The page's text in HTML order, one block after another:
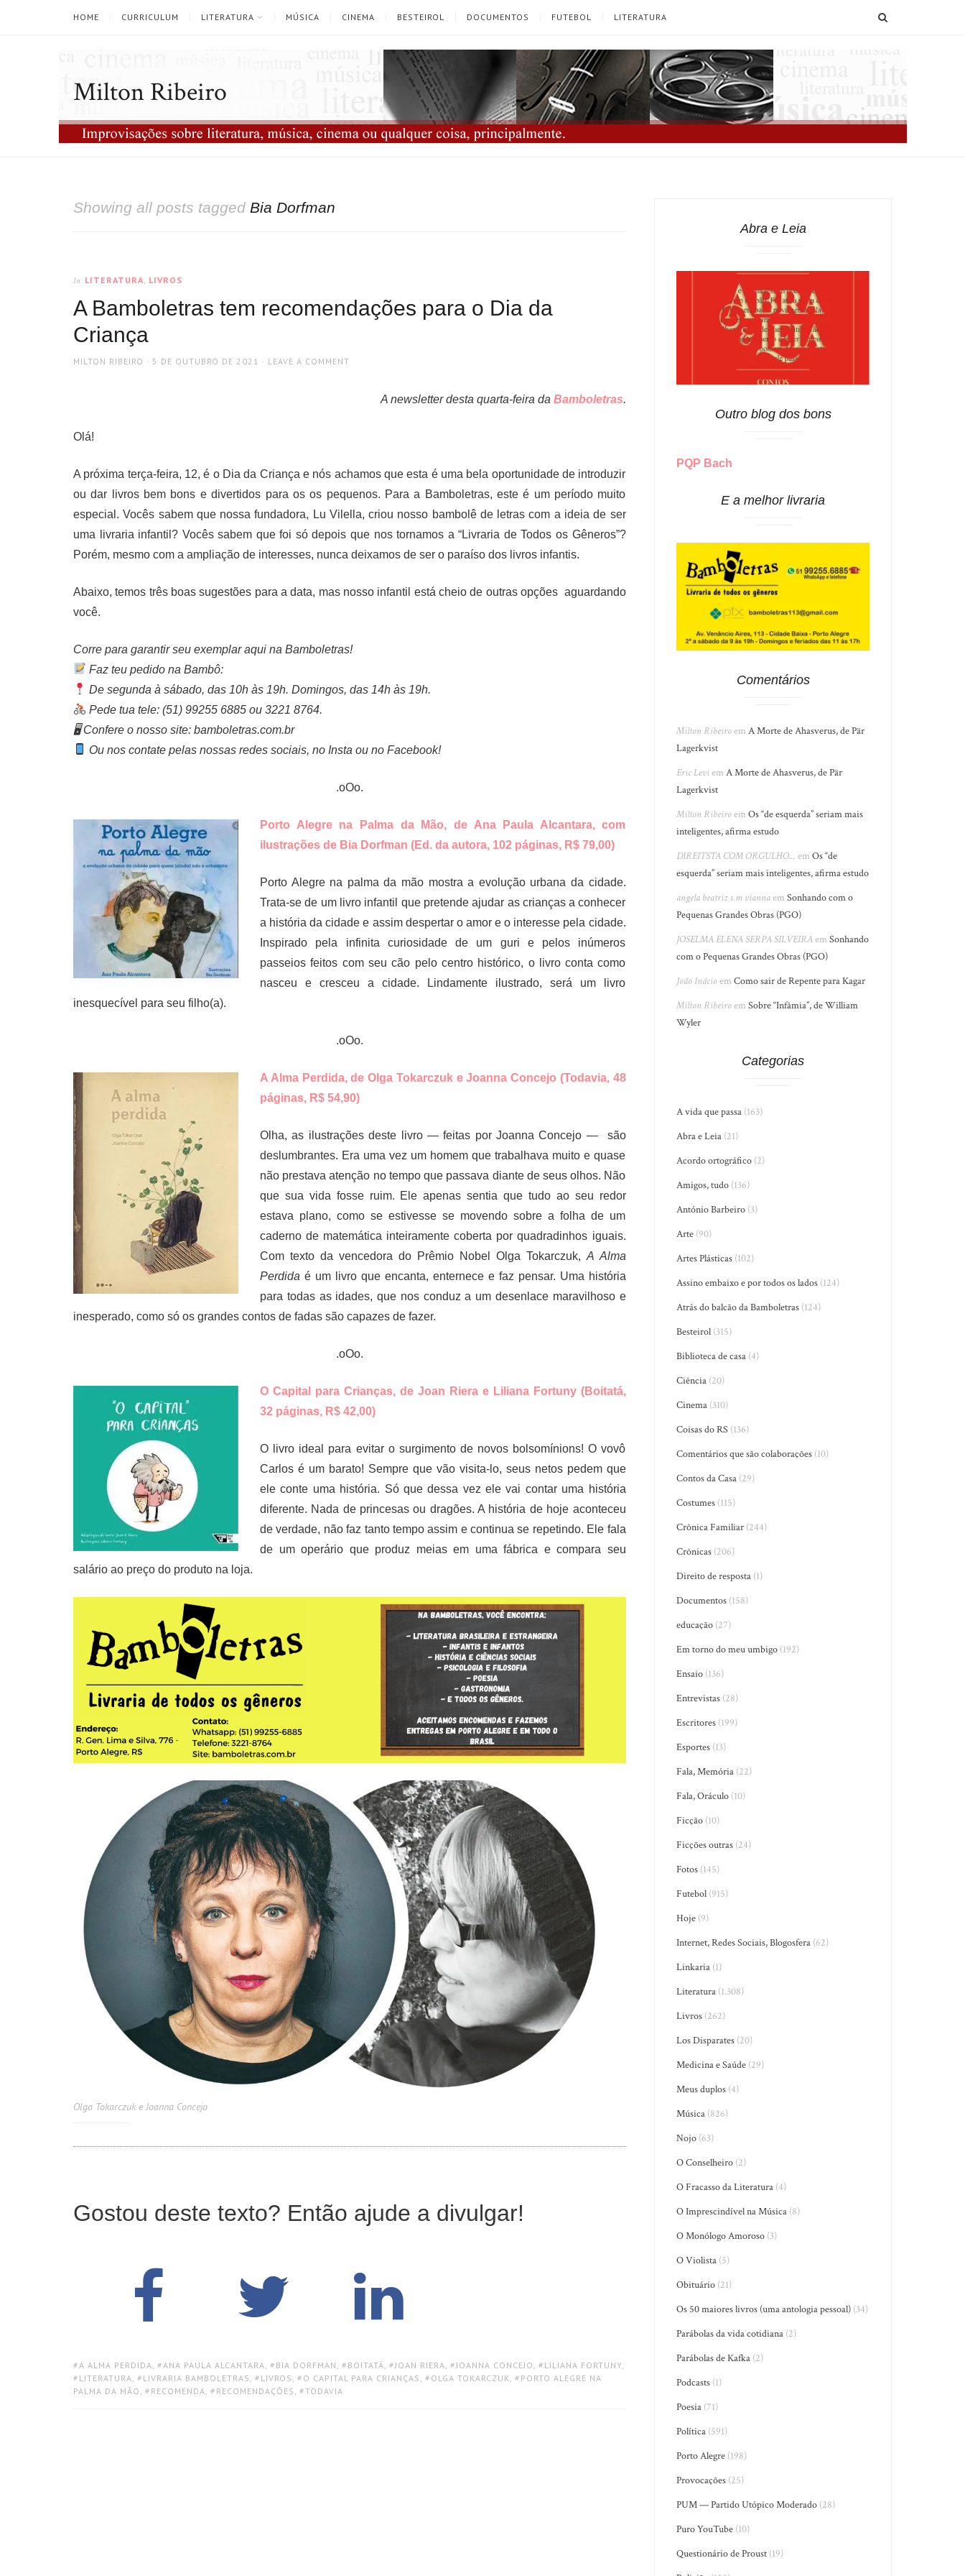
HOME CURRICULUM LITERATURA MÚSICA CINEMA BESTEIROL DOCUMENTOS FUTEBOL LITERATURA
Milton Ribeiro
Showing all posts tagged Bia Dorfman
In LITERATURA LIVROS
A Bamboletras tem recomendações para o Dia da
Criança
AUTHOR
MILTON RIBEIRO
POSTED
5 DE OUTUBRO DE 2021 LEAVE A COMMENT
A newsletter desta quarta-feira da Bamboletras.
Olá!
A próxima terça-feira, 12, é o Dia da Criança e nós achamos que esta é uma bela oportunidade de introduzir
ou dar livros bem bons e divertidos para os os pequenos. Para a Bamboletras, este é um período muito
especial. Vocês sabem que nossa fundadora, Lu Vilella, criou nosso bambolê de letras com a ideia de ser
uma livraria infantil? Vocês sabem que foi só depois que nos tornamos a “Livraria de Todos os Gêneros”?
Porém, mesmo com a ampliação de interesses, nunca deixamos de ser o paraíso dos livros infantis.
Abaixo, temos três boas sugestões para a data, mas nosso infantil está cheio de outras opções aguardando
você.
Corre para garantir seu exemplar aqui na Bamboletras!
Faz teu pedido na Bambô:
De segunda à sábado, das 10h às 19h. Domingos, das 14h às 19h.
Pede tua tele: (51) 99255 6885 ou 3221 8764.
🖥 Confere o nosso site: bamboletras.com.br
Ou nos contate pelas nossas redes sociais, no Insta ou no Facebook!
.oOo.
Porto Alegre na Palma da Mão, de Ana Paula Alcantara, com
ilustrações de Bia Dorfman (Ed. da autora, 102 páginas, R$ 79,00)
Porto Alegre na palma da mão mostra a evolução urbana da cidade.
Trata-se de um livro infantil que pretende ajudar as crianças a conhecer
a história da cidade e assim despertar o amor e o interesse pela cidade.
Inspirado pela infinita curiosidade de um guri e pelos inúmeros
passeios feitos com seu cão pelo centro histórico, o livro conta como
nasceu e cresceu a cidade. Lindamente ilustrado, será um livro
inesquecível para seu filho(a).
.oOo.
A Alma Perdida, de Olga Tokarczuk e Joanna Concejo (Todavia, 48
páginas, R$ 54,90)
Olha, as ilustrações deste livro — feitas por Joanna Concejo — são
deslumbrantes. Era uma vez um homem que trabalhava muito e quase
não prestava atenção no tempo que passava diante de seus olhos. Não
que sua vida fosse ruim. Ele apenas sentia que tudo ao seu redor
estava plano, como se estivesse se movendo sobre a folha de um
caderno de matemática inteiramente coberta por quadradinhos iguais.
Com texto da vencedora do Prêmio Nobel Olga Tokarczuk,A Alma
Perdida é um livro que encanta, enternece e faz pensar. Uma história
para todas as idades, que nos conduz a um desenlace maravilhoso e
inesperado, como só os grandes contos de fadas são capazes de fazer.
.oOo.
O Capital para Crianças, de Joan Riera e Liliana Fortuny (Boitatá,
32 páginas, R$ 42,00)
O livro ideal para evitar o surgimento de novos bolsomínions! O vovô
Carlos é um barato! Sempre que vão visita-lo, seus netos pedem que
ele conte uma história. Só que dessa vez ele vai contar uma história
diferente. Nada de princesas ou dragões. A história de hoje aconteceu
de verdade, não faz tanto tempo assim e continua se repetindo. Ele fala
de um operário que produz meias em uma fábrica e compara seu
salário ao preço do produto na loja.
Olga Tokarczuk e Joanna Concejo
Gostou deste texto? Então ajude a divulgar!
TAGS:
A ALMA PERDIDA, ANA PAULA ALCANTARA, BIA DORFMAN , BOITATÁ, JOAN RIERA, JOANNA CONCEJO , LILIANA FORTUNY,
LITERATURA, LIVRARIA BAMBOLETRAS , LIVROS , O CAPITAL PARA CRIANÇAS , OLGA TOKARCZUK,
PORTO ALEGRE NA
PALMA DA MÃO , RECOMENDA, RECOMENDAÇÕES , TODAVIA
Abra e Leia
Outro blog dos bons
PQP Bach
E a melhor livraria
Comentários
Milton RibeiroemA Morte de Ahasverus, de Pär
Lagerkvist
Eric LeviemA Morte de Ahasverus, de Pär
Lagerkvist
Milton RibeiroemOs “de esquerda” seriam mais
inteligentes, afirma estudo
DIREITSTA COM ORGULHO... emOs “de
esquerda” seriam mais inteligentes, afirma estudo
angela beatriz s m viannaemSonhando com o
Pequenas Grandes Obras (PGO)
JOSELMA ELENA SERPA SILVEIRAemSonhando
com o Pequenas Grandes Obras (PGO)
João InácioemComo sair de Repente para Kagar
Milton RibeiroemSobre “Infâmia”, de William
Wyler
Categorias
A vida que passa (163)
Abra e Leia (21)
Acordo ortográfico (2)
Amigos, tudo (136)
António Barbeiro (3)
Arte (90)
Artes Plásticas (102)
Assino embaixo e por todos os lados (124)
Atrás do balcão da Bamboletras (124)
Besteirol (315)
Biblioteca de casa (4)
Ciência (20)
Cinema (310)
Coisas do RS (136)
Comentários que são colaborações (10)
Contos da Casa (29)
Costumes (115)
Crônica Familiar (244)
Crônicas (206)
Direito de resposta (1)
Documentos (158)
educação (27)
Em torno do meu umbigo (192)
Ensaio (136)
Entrevistas (28)
Escritores (199)
Esportes (13)
Fala, Memória (22)
Fala, Oráculo (10)
Ficção (10)
Ficções outras (24)
Fotos (145)
Futebol (915)
Hoje (9)
Internet, Redes Sociais, Blogosfera (62)
Linkaria (1)
Literatura (1.308)
Livros (262)
Los Disparates (20)
Medicina e Saúde (29)
Meus duplos (4)
Música (826)
Nojo (63)
O Conselheiro (2)
O Fracasso da Literatura (4)
O Imprescindível na Música (8)
O Monólogo Amoroso (3)
O Violista (5)
Obituário (21)
Os 50 maiores livros (uma antologia pessoal) (34)
Parábolas da vida cotidiana (2)
Parábolas de Kafka (2)
Podcasts (1)
Poesia (71)
Política (591)
Porto Alegre (198)
Provocações (25)
PUM — Partido Utópico Moderado (28)
Puro YouTube (10)
Questionário de Proust (19)